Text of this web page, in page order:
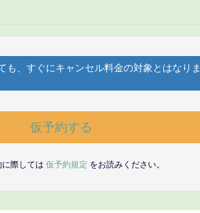
も、すぐにキャンセル料金の対象とはなりま
仮予約する
際しては 仮予約規定 をお読みください。